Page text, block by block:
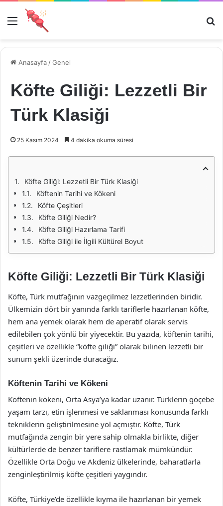
Menü
Anasayfa /Genel
Köfte Giliği: Lezzetli Bir
Türk Klasiği
25 Kasım 2024 4 dakika okuma süresi
Köfte Giliği: Lezzetli Bir Türk Klasiği
Köftenin Tarihi ve Kökeni
Köfte Çeşitleri
Köfte Giliği Nedir?
Köfte Giliği Hazırlama Tarifi
Köfte Giliği ile İlgili Kültürel Boyut
Köfte Giliği: Lezzetli Bir Türk Klasiği
Köfte, Türk mutfağının vazgeçilmez lezzetlerinden biridir.
Ülkemizin dört bir yanında farklı tariflerle hazırlanan köfte,
hem ana yemek olarak hem de aperatif olarak servis
edilebilen çok yönlü bir yiyecektir. Bu yazıda, köftenin tarihi,
çeşitleri ve özellikle “köfte giliği” olarak bilinen lezzetli bir
sunum şekli üzerinde duracağız.
Köftenin Tarihi ve Kökeni
Köftenin kökeni, Orta Asya’ya kadar uzanır. Türklerin göçebe
yaşam tarzı, etin işlenmesi ve saklanması konusunda farklı
tekniklerin geliştirilmesine yol açmıştır. Köfte, Türk
mutfağında zengin bir yere sahip olmakla birlikte, diğer
kültürlerde de benzer tariflere rastlamak mümkündür.
Özellikle Orta Doğu ve Akdeniz ülkelerinde, baharatlarla
zenginleştirilmiş köfte çeşitleri yaygındır.
Köfte, Türkiye’de özellikle kıyma ile hazırlanan bir yemek